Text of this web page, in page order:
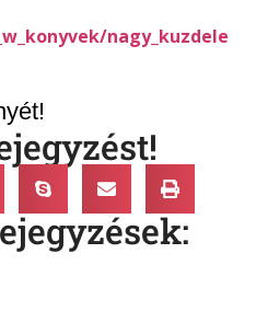
nagy_kuzdele